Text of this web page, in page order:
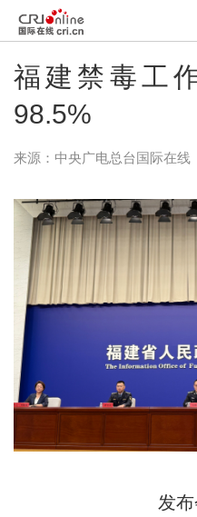
福建禁毒工
98.5%
来源：中央广电总台国际在线
发